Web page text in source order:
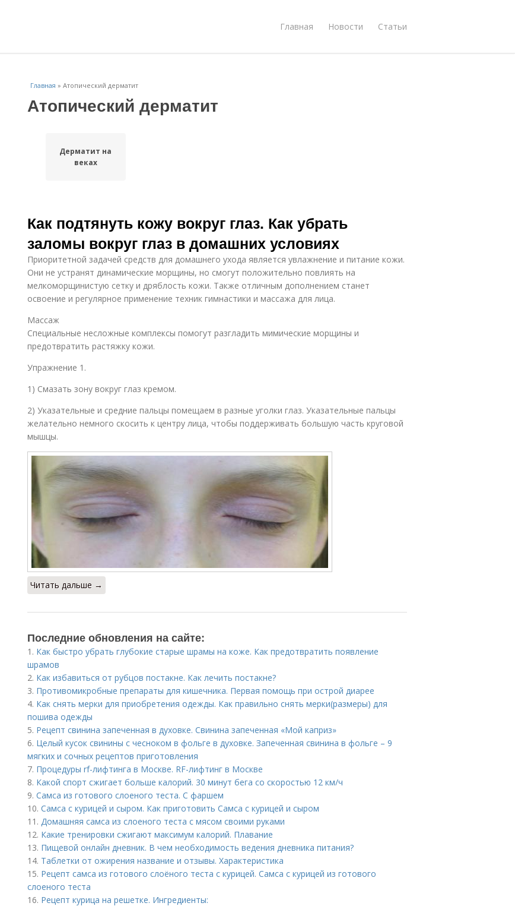
Главная Новости Статьи
Главная » Атопический дерматит
Атопический дерматит
Дерматит на
веках
Как подтянуть кожу вокруг глаз. Как убрать
заломы вокруг глаз в домашних условиях
Приоритетной задачей средств для домашнего ухода является увлажнение и питание кожи.
Они не устранят динамические морщины, но смогут положительно повлиять на
мелкоморщинистую сетку и дряблость кожи. Также отличным дополнением станет
освоение и регулярное применение техник гимнастики и массажа для лица.
Массаж
Специальные несложные комплексы помогут разгладить мимические морщины и
предотвратить растяжку кожи.
Упражнение 1.
1) Смазать зону вокруг глаз кремом.
2) Указательные и средние пальцы помещаем в разные уголки глаз. Указательные пальцы
желательно немного скосить к центру лица, чтобы поддерживать большую часть круговой
мышцы.
Читать дальше →
Последние обновления на сайте:
1. Как быстро убрать глубокие старые шрамы на коже. Как предотвратить появление
шрамов
2. Как избавиться от рубцов постакне. Как лечить постакне?
3. Противомикробные препараты для кишечника. Первая помощь при острой диарее
4. Как снять мерки для приобретения одежды. Как правильно снять мерки(размеры) для
пошива одежды
5. Рецепт свинина запеченная в духовке. Свинина запеченная «Мой каприз»
6. Целый кусок свинины с чесноком в фольге в духовке. Запеченная свинина в фольге – 9
мягких и сочных рецептов приготовления
7. Процедуры rf-лифтинга в Москве. RF-лифтинг в Москве
8. Какой спорт сжигает больше калорий. 30 минут бега со скоростью 12 км/ч
9. Самса из готового слоеного теста. С фаршем
10. Самса с курицей и сыром. Как приготовить Самса с курицей и сыром
11. Домашняя самса из слоеного теста с мясом своими руками
12. Какие тренировки сжигают максимум калорий. Плавание
13. Пищевой онлайн дневник. В чем необходимость ведения дневника питания?
14. Таблетки от ожирения название и отзывы. Характеристика
15. Рецепт самса из готового слоёного теста с курицей. Самса с курицей из готового
слоеного теста
16. Рецепт курица на решетке. Ингредиенты: